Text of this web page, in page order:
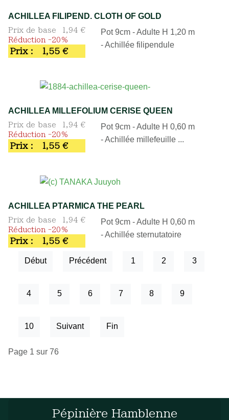
ACHILLEA FILIPEND. CLOTH OF GOLD
Prix de base
1,94 €
Réduction -20%
Prix : 1,55 €
Pot 9cm - Adulte H 1,20 m
- Achillée filipendule
ACHILLEA MILLEFOLIUM CERISE QUEEN
Prix de base
1,94 €
Réduction -20%
Prix : 1,55 €
Pot 9cm - Adulte H 0,60 m
- Achillée millefeuille ...
ACHILLEA PTARMICA THE PEARL
Prix de base
1,94 €
Réduction -20%
Prix : 1,55 €
Pot 9cm - Adulte H 0,60 m
- Achillée sternutatoire
Début Précédent 1 2 3
4 5 6 7 8 9
10 Suivant Fin
Page 1 sur 76
Pépinière Hamblenne